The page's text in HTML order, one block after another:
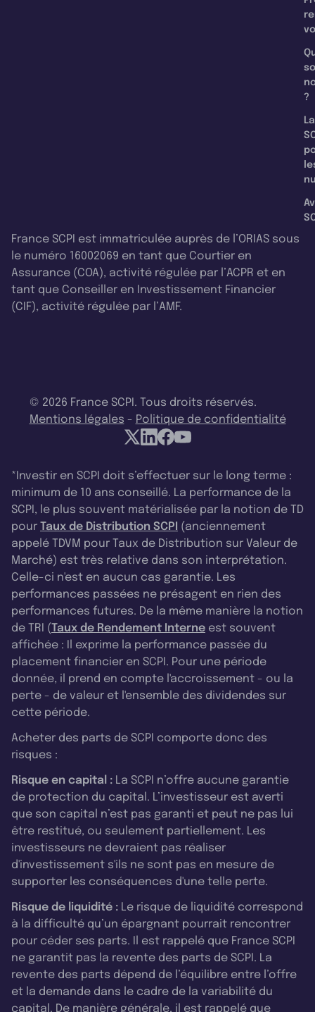
?
La
France SCPI est immatriculée auprès de l’ORIAS sous
le numéro 16002069 en tant que Courtier en
Assurance (COA), activité régulée par l’ACPR et en
tant que Conseiller en Investissement Financier
(CIF), activité régulée par l’AMF.
© 2026 France SCPI. Tous droits réservés.
Mentions légales - Politique de confidentialité
*Investir en SCPI doit s’effectuer sur le long terme :
minimum de 10 ans conseillé. La performance de la
SCPI, le plus souvent matérialisée par la notion de TD
pour Taux de Distribution SCPI (anciennement
appelé TDVM pour Taux de Distribution sur Valeur de
Marché) est très relative dans son interprétation.
Celle-ci n'est en aucun cas garantie. Les
performances passées ne présagent en rien des
performances futures. De la même manière la notion
de TRI (Taux de Rendement Interne est souvent
affichée : Il exprime la performance passée du
placement financier en SCPI. Pour une période
donnée, il prend en compte l'accroissement - ou la
perte - de valeur et l'ensemble des dividendes sur
cette période.
Acheter des parts de SCPI comporte donc des
risques :
Risque en capital : La SCPI n’offre aucune garantie
de protection du capital. L’investisseur est averti
que son capital n’est pas garanti et peut ne pas lui
être restitué, ou seulement partiellement. Les
investisseurs ne devraient pas réaliser
d'investissement s'ils ne sont pas en mesure de
supporter les conséquences d'une telle perte.
Risque de liquidité : Le risque de liquidité correspond
à la difficulté qu’un épargnant pourrait rencontrer
pour céder ses parts. Il est rappelé que France SCPI
ne garantit pas la revente des parts de SCPI. La
revente des parts dépend de l’équilibre entre l’offre
et la demande dans le cadre de la variabilité du
capital. De manière générale, il est rappelé que